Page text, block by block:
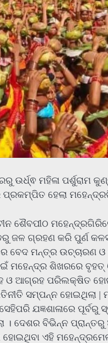
ମହିଳା ପର୍ଶୁରାମ
ହେଲା
ଶୈବପୀଠ
ଜଳ ଗ୍ରହଣ କରି ପୁର୍ଣ
ବେଦ ମନ୍ତ୍ର
ଶିଖରରେ ବୃହତ୍
ଓ ଆଗ୍ରହ ପରିଲକ୍ଷିତ
ସମ୍ପନ୍ନ ହୋଇଥିଲା |
ଯଜ୍ଞଶାଳାରେ ପୂର୍ବରୁ
ଦେଶର ବିଭିନ୍ନ ପ୍ରାନ୍ତରୁ
ଏହି